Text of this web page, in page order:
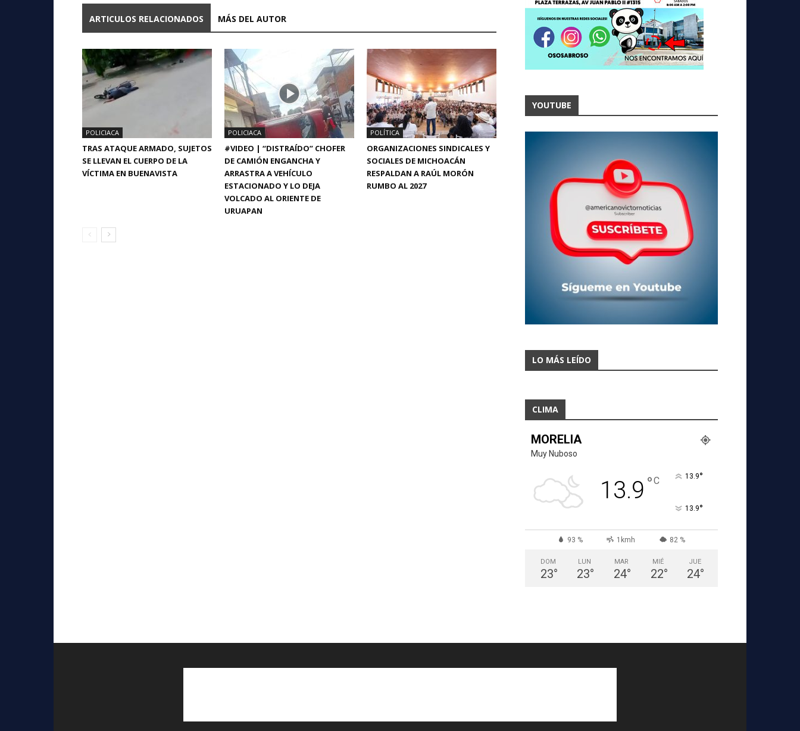
ARTICULOS RELACIONADOS MÁS DEL AUTOR
POLICIACA
TRAS ATAQUE ARMADO, SUJETOS
SE LLEVAN EL CUERPO DE LA
VÍCTIMA EN BUENAVISTA
POLICIACA
#VIDEO | “DISTRAÍDO” CHOFER
DE CAMIÓN ENGANCHA Y
ARRASTRA A VEHÍCULO
ESTACIONADO Y LO DEJA
VOLCADO AL ORIENTE DE
URUAPAN
POLÍTICA
ORGANIZACIONES SINDICALES Y
SOCIALES DE MICHOACÁN
RESPALDAN A RAÚL MORÓN
RUMBO AL 2027
YOUTUBE
LO MÁS LEÍDO
CLIMA
MORELIA
Muy Nuboso
13.9 °C 13.9°
13.9°
93 % 1kmh 82 %
DOM
23°
LUN
23°
MAR
24°
MIÉ
22°
JUE
24°